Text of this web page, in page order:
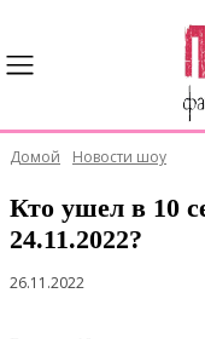
Домой Новости шоу
Кто ушел в 10
24.11.2022?
26.11.2022